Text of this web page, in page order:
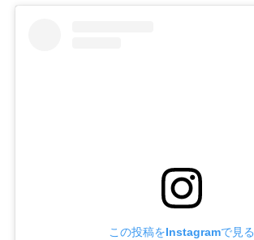
この投稿をInstagramで見る